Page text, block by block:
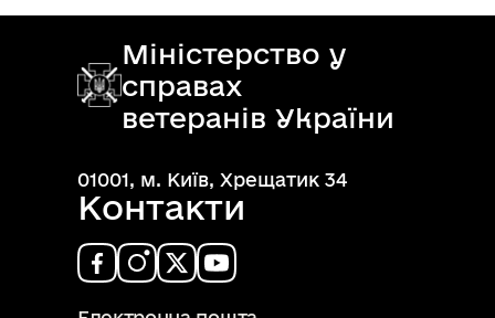
Міністерство у
справах
ветеранів України
01001, м. Київ, Хрещатик 34
Контакти